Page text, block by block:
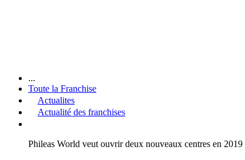
...
Toute la Franchise
Actualites
Actualité des franchises
Phileas World veut ouvrir deux nouveaux centres en 2019